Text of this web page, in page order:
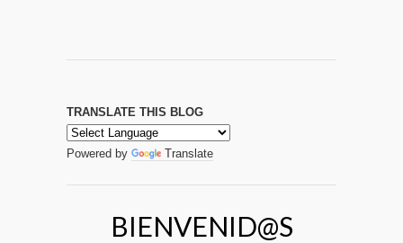
TRANSLATE THIS BLOG
Powered by Translate
BIENVENID@S